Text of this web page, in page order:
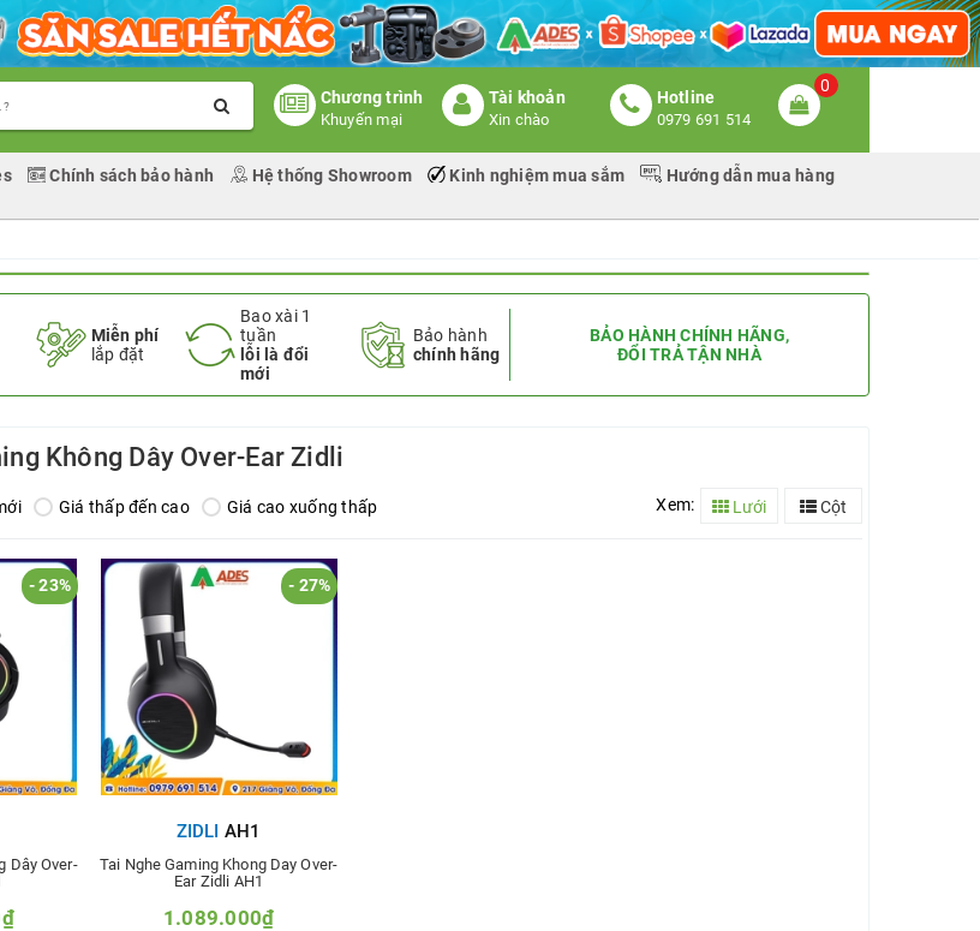
Chương trình
Khuyến mại
Tài khoản
Xin chào
Hotline
0979 691 514
0
Chính sách bảo hành Hệ thống Showroom Kinh nghiệm mua sắm Hướng dẫn mua hàng
Miễn phí
lắp đặt
Bao xài 1
tuần
lỗi là đổi
mới
Bảo hành
chính hãng
BẢO HÀNH CHÍNH HÃNG,
ĐỔI TRẢ TẬN NHÀ
Không Dây Over-Ear Zidli
Giá thấp đến cao Giá cao xuống thấp Xem: Lưới Cột
- 23%
Dây Over-
- 27%
ZIDLI AH1
Tai Nghe Gaming Khong Day Over-
Ear Zidli AH1
1.089.000₫